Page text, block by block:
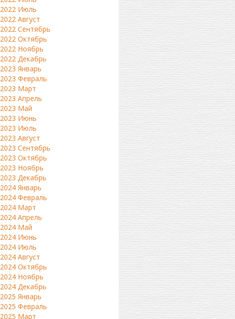
2022 Июль
2022 Август
2022 Сентябрь
2022 Октябрь
2022 Ноябрь
2022 Декабрь
2023 Январь
2023 Февраль
2023 Март
2023 Апрель
2023 Май
2023 Июнь
2023 Июль
2023 Август
2023 Сентябрь
2023 Октябрь
2023 Ноябрь
2023 Декабрь
2024 Январь
2024 Февраль
2024 Март
2024 Апрель
2024 Май
2024 Июнь
2024 Июль
2024 Август
2024 Октябрь
2024 Ноябрь
2024 Декабрь
2025 Январь
2025 Февраль
2025 Март